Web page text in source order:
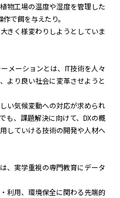
物工場の温度や湿度を管理した
で餌を与えたり。
きく様変わりしようとしていま
メーションとは、IT技術を人々
より良い社会に変革させようと
い気候変動への対応が求められ
も、課題解決に向けて、DXの概
していける技術の開発や人材へ
、実学重視の専門教育にデータ
利用、環境保全に関わる先端的